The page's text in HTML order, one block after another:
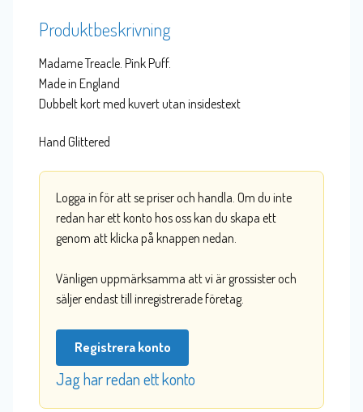
Produktbeskrivning
Madame Treacle. Pink Puff.
Made in England
Dubbelt kort med kuvert utan insidestext
Hand Glittered
Logga in för att se priser och handla. Om du inte
redan har ett konto hos oss kan du skapa ett
genom att klicka på knappen nedan.
Vänligen uppmärksamma att vi är grossister och
säljer endast till inregistrerade företag.
Registrera konto
Jag har redan ett konto